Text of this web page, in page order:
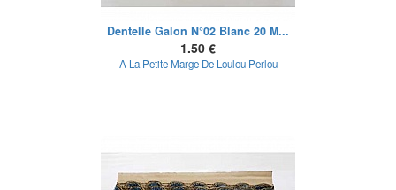
Dentelle Galon N°02 Blanc 20 M...
1.50 €
A La Petite Marge De Loulou Perlou